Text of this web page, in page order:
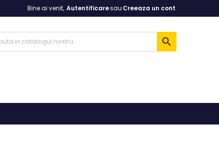
Bine ai venit, Autentificaresau Creeaza un cont
